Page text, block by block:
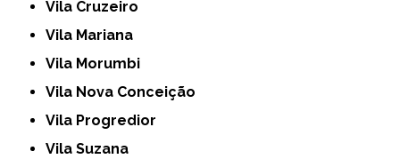
Vila Cruzeiro
Vila Mariana
Vila Morumbi
Vila Nova Conceição
Vila Progredior
Vila Suzana